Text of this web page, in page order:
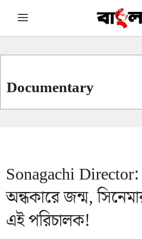
Skip Menu
Documentary
Sonagachi Director:
অন্ধকারে জন্ম,
এই পরিচালক!